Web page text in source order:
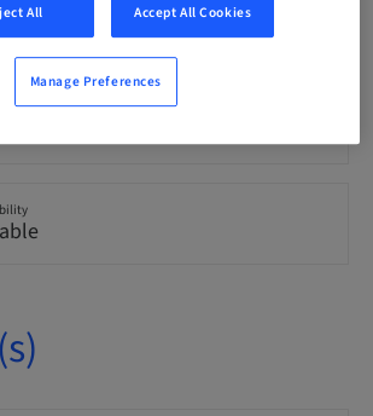
All Accept All Cookies
Manage Preferences